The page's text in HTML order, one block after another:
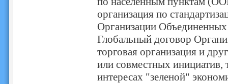
организация по
Организации
Глобальный договор
торговая организация и
или совместных инициатив,
интересах "зеленой"